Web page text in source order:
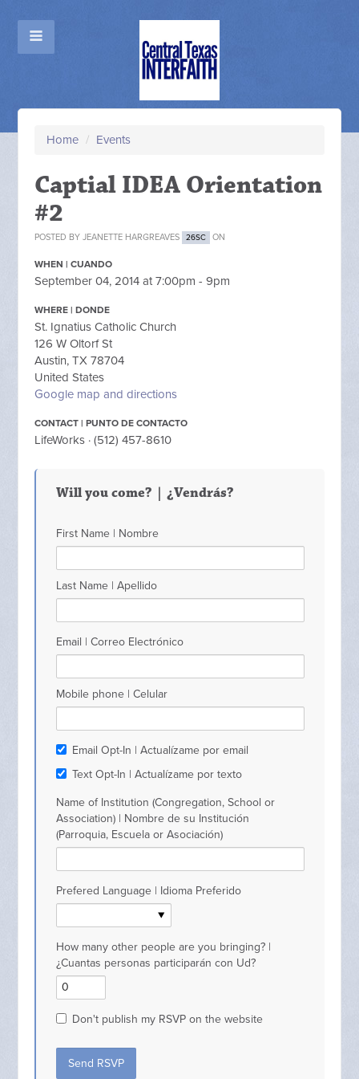
Home / Events
Captial IDEA Orientation
#2
POSTED BYJEANETTE HARGREAVES 26SC ON
WHEN | CUANDO
September 04, 2014 at 7:00pm - 9pm
WHERE | DONDE
St. Ignatius Catholic Church
126 W Oltorf St
Austin, TX 78704
United States
Google map and directions
CONTACT | PUNTO DE CONTACTO
LifeWorks · (512) 457-8610
Will you come? | ¿Vendrás?
First Name | Nombre
Last Name | Apellido
Email | Correo Electrónico
Mobile phone | Celular
Email Opt-In | Actualízame por email
Text Opt-In | Actualízame por texto
Name of Institution (Congregation, School or
Association) | Nombre de su Institución
(Parroquia, Escuela or Asociación)
Prefered Language | Idioma Preferido
How many other people are you bringing? |
¿Cuantas personas participarán con Ud?
Don't publish my RSVP on the website